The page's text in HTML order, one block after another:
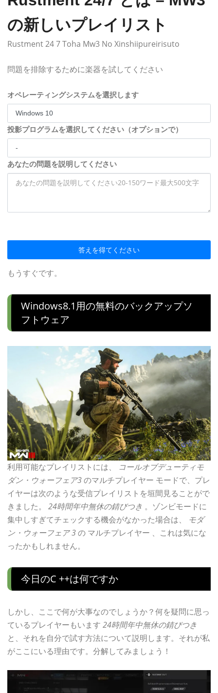
の新しいプレイリスト
Rustment 24 7 Toha Mw3 No Xinshiipureirisuto
問題を排除するために楽器を試してください
オペレーティングシステムを選択します
投影プログラムを選択してください（オプションで）
あなたの問題を説明してください
答えを得てください
もうすぐです。
Windows8.1用の無料のバックアップソ
フトウェア
利用可能なプレイリストには、 コールオブデューティモ
ダン・ウォーフェア3のマルチプレイヤー モードで、プレ
イヤーは次のような受信プレイリストを垣間見ることがで
きました。 24時間年中無休の錆びつき 。ゾンビモードに
集中しすぎてチェックする機会がなかった場合は、 モダ
ン・ウォーフェア 3の マルチプレイヤー 、これは気にな
ったかもしれません。
今日のC ++は何ですか
しかし、ここで何が大事なのでしょうか？何を疑問に思っ
ているプレイヤーもいます 24時間年中無休の錆びつき
と、それを自分で試す方法について説明します。それが私
がここにいる理由です。分解してみましょう！